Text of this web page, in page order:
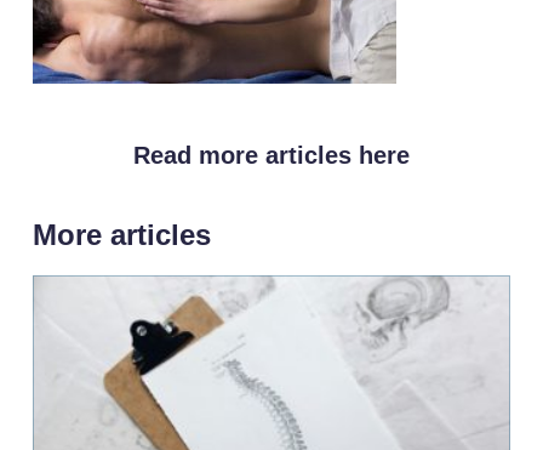
Read more articles here
More articles